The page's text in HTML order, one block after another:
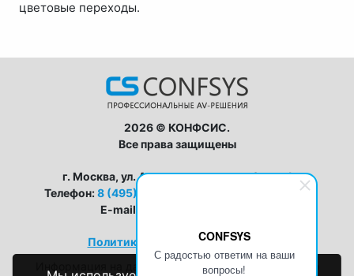
CONFSYS
С радостью ответим на ваши
вопросы!
цветовые переходы.
2026 © КОНФСИС.
Все права защищены
г. Москва, ул. Авиамоторная, дом 8, стр 1
Телефон:8 (495) 128-63-33
8 (800) 555-19-25
E-mail:
Политика конфиденциальности
Информация на данном сайте носит исключительно